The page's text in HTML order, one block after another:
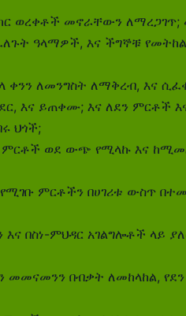
ወረቀቶች መኖራቸውን
ዓላማዎች, እና ችግኞቹ
ቀንን ለመንግስት ለማቅረብ, እና
እና ይጠቀሙ; እና ለደን ምርቶች
ህጎች;
ወደ ውጭ የሚላኩ እና
ምርቶችን በሀገሪቱ ውስጥ
በስነ-ምህዳር አገልግሎቶች ላይ
በብቃት ለመከላከል, የደን